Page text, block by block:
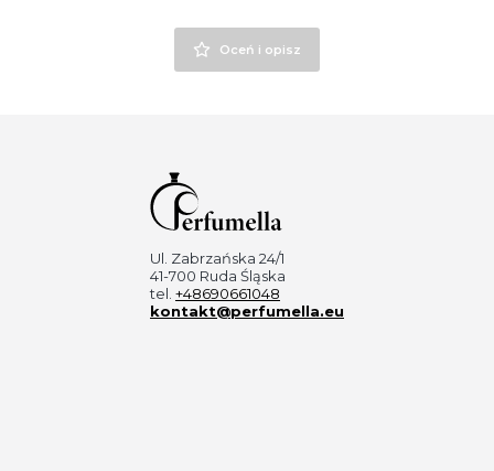
Oceń i opisz
Ul. Zabrzańska 24/1
41-700 Ruda Śląska
tel. +48690661048
kontakt@perfumella.eu